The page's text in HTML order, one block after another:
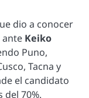
dio a conocer
ante Keiko
Puno,
Tacna y
el candidato
del 70%.